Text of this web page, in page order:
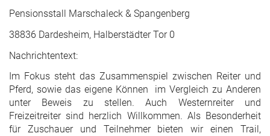
Pensionsstall Marschaleck & Spangenberg
38836 Dardesheim, Halberstädter Tor 0
Nachrichtentext:
Im Fokus steht das Zusammenspiel zwischen Reiter und
Pferd, sowie das eigene Können im Vergleich zu Anderen
unter Beweis zu stellen. Auch Westernreiter und
Freizeitreiter sind herzlich Willkommen. Als Besonderheit
für Zuschauer und Teilnehmer bieten wir einen Trail,